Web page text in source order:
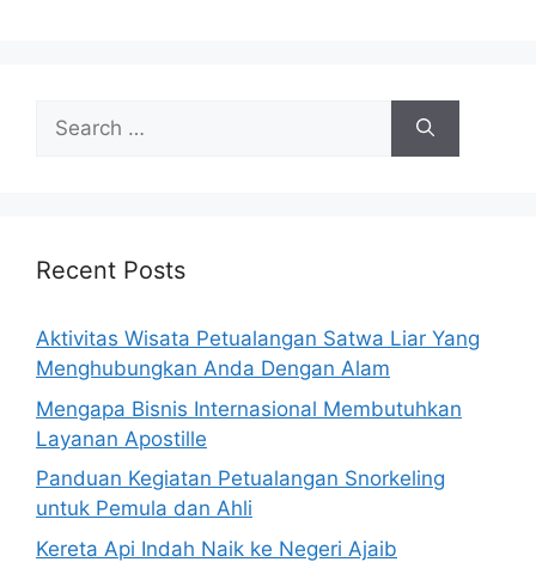
Search
for:
Recent Posts
Aktivitas Wisata Petualangan Satwa Liar Yang
Menghubungkan Anda Dengan Alam
Mengapa Bisnis Internasional Membutuhkan
Layanan Apostille
Panduan Kegiatan Petualangan Snorkeling
untuk Pemula dan Ahli
Kereta Api Indah Naik ke Negeri Ajaib